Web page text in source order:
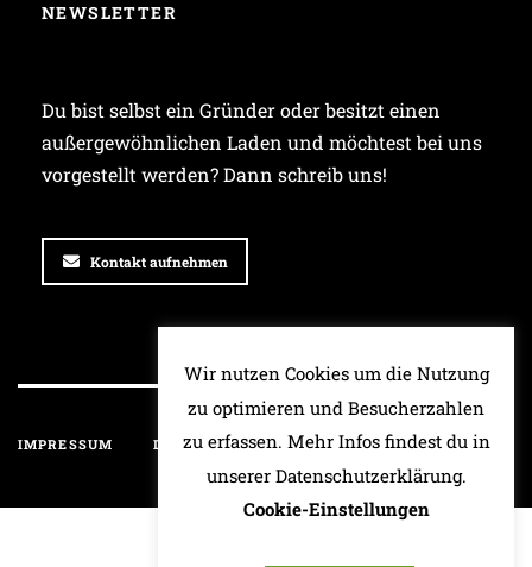
NEWSLETTER
Du bist selbst ein Gründer oder besitzt einen
außergewöhnlichen Laden und möchtest bei uns
vorgestellt werden? Dann schreib uns!
Kontakt aufnehmen
IMPRESSUM DATENSCHUTZ HAFTUNGSAUSSCHLUSS
Wir nutzen Cookies um die Nutzung
zu optimieren und Besucherzahlen
zu erfassen. Mehr Infos findest du in
unserer Datenschutzerklärung.
Cookie-Einstellungen